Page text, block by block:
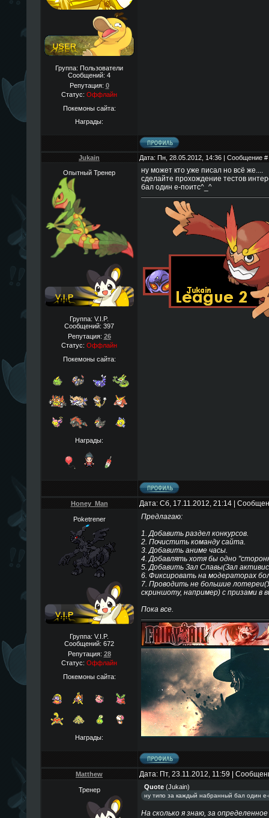
Группа: Пользователи
Сообщений: 4
Репутация: 0
Статус: Оффлайн
Покемоны сайта:
Награды:
Jukain Дата: Пн, 28.05.2012, 14:36 | Сообщение #
Опытный Тренер
Группа: V.I.P.
Сообщений: 397
Репутация: 26
Статус: Оффлайн
Покемоны сайта:
Награды:
ну может кто уже писал но всё же....
сделайте прохождение тестов
бал один е-поитс^_^
Honey_Man Дата: Сб, 17.11.2012, 21:14 |
Poketrener
Группа: V.I.P.
Сообщений: 672
Репутация: 28
Статус: Оффлайн
Покемоны сайта:
Награды:
Предлагаю:
1. Добавить раздел конкурсов.
2. Почистить команду сайта.
3. Добавить аниме часы.
4. Добавлять хотя бы одно
5. Добавить Зал Славы(Зал
6. Фиксировать на модераторах
7. Проводить не большие
скриншоту, например) с призами в
Пока все.
Matthew Дата: Пт, 23.11.2012, 11:59 |
Тренер Quote(Jukain)
ну типо за каждый набранный бал один е-
На сколько я знаю, за